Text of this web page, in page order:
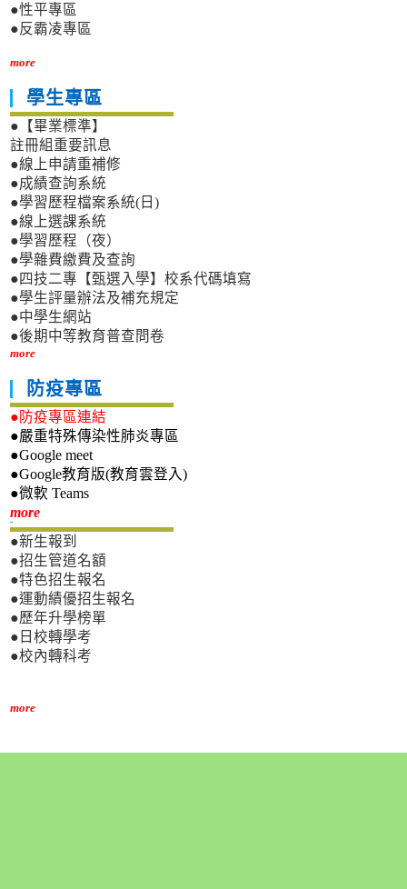
●性平專區
●反霸凌專區
more
學生專區
●【畢業標準】
註冊組重要訊息
●線上申請重補修
●成績查詢系統
●學習歷程檔案系統(日)
●線上選課系統
●學習歷程（夜）
●學雜費繳費及查詢
●四技二專【甄選入學】校系代碼填寫
●學生評量辦法及補充規定
●中學生網站
●後期中等教育普查問卷
more
防疫專區
●防疫專區連結
●嚴重特殊傳染性肺炎專區
●Google meet
●Google教育版(教育雲登入)
●微軟 Teams
more新生專區
●新生報到
●招生管道名額
●特色招生報名
●運動績優招生報名
●歷年升學榜單
●日校轉學考
●校內轉科考
more